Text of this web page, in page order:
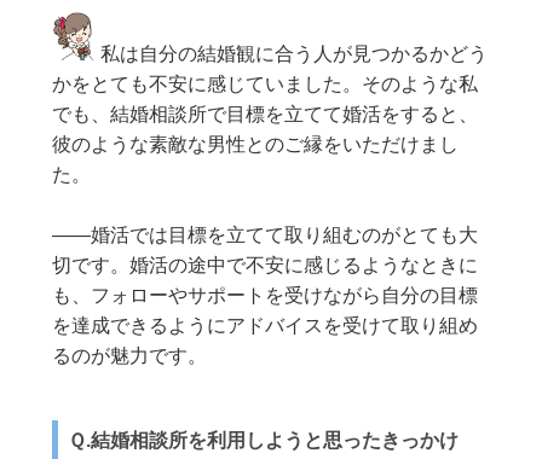
私は自分の結婚観に合う人が見つかるかどう
かをとても不安に感じていました。そのような私
でも、結婚相談所で目標を立てて婚活をすると、
彼のような素敵な男性とのご縁をいただけまし
た。
——婚活では目標を立てて取り組むのがとても大
切です。婚活の途中で不安に感じるようなときに
も、フォローやサポートを受けながら自分の目標
を達成できるようにアドバイスを受けて取り組め
るのが魅力です。
Ｑ.結婚相談所を利用しようと思ったきっかけ